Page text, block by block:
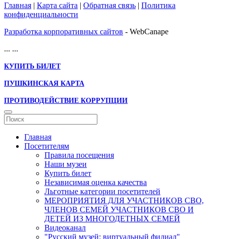
Главная | Карта сайта | Обратная связь | Политика
конфиденциальности
Разработка корпоративных сайтов - WebCanape
... ...
КУПИТЬ БИЛЕТ
ПУШКИНСКАЯ КАРТА
ПРОТИВОДЕЙСТВИЕ КОРРУПЦИИ
Главная
Посетителям
Правила посещения
Наши музеи
Купить билет
Независимая оценка качества
Льготные категории посетителей
МЕРОПРИЯТИЯ ДЛЯ УЧАСТНИКОВ СВО,
ЧЛЕНОВ СЕМЕЙ УЧАСТНИКОВ СВО И
ДЕТЕЙ ИЗ МНОГОДЕТНЫХ СЕМЕЙ
Видеоканал
"Русский музей: виртуальный филиал"